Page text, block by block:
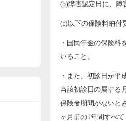
(b)障害認定日に、障
(c)以下の保険料納付
・国民年金の保険料
いること。
・また、初診日が平
当該初診日の属する
保険者期間がないと
ヶ月前の1年間すべ